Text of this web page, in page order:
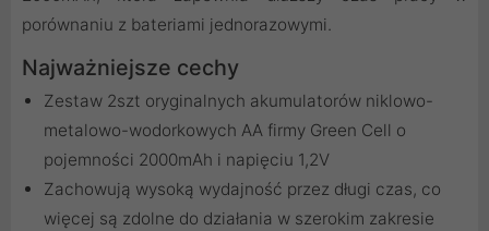
porównaniu z bateriami jednorazowymi.
Najważniejsze cechy
Zestaw 2szt oryginalnych akumulatorów niklowo-
metalowo-wodorkowych AA firmy Green Cell o
pojemności 2000mAh i napięciu 1,2V
Zachowują wysoką wydajność przez długi czas, co
więcej są zdolne do działania w szerokim zakresie